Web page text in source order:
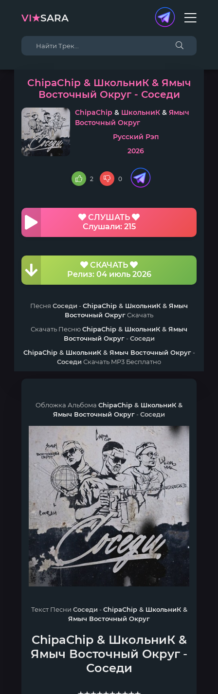
VI★SARA
ChipaChip & ШкольниК & Ямыч
Восточный Округ - Соседи
ChipaChip & ШкольниК & Ямыч
Восточный Округ
Русский Рэп
2026
2 0
СЛУШАТЬ
Слушали: 215
СКАЧАТЬ
Релиз: 04 июль 2026
Песня Соседи -ChipaChip & ШкольниК & Ямыч
Восточный ОкругСкачать
Скачать ПеснюChipaChip & ШкольниК & Ямыч
Восточный Округ-Соседи
ChipaChip& ШкольниК& Ямыч Восточный Округ-
Соседи Скачать MP3 Бесплатно
Обложка Альбома ChipaChip & ШкольниК &
Ямыч Восточный Округ-Соседи
Текст Песни Соседи -ChipaChip& ШкольниК&
Ямыч Восточный Округ
ChipaChip& ШкольниК&
Ямыч Восточный Округ -
Соседи